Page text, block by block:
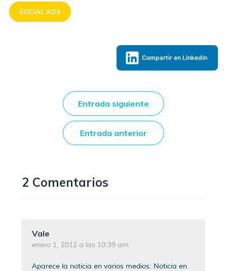
SOCIAL ADS
Compartir en Linkedin
Entrada anterior
Entrada siguiente
2 Comentarios
Vale
enero 1, 2012 a las 10:39 am
Aparece la noticia en varios medios: Noticia en